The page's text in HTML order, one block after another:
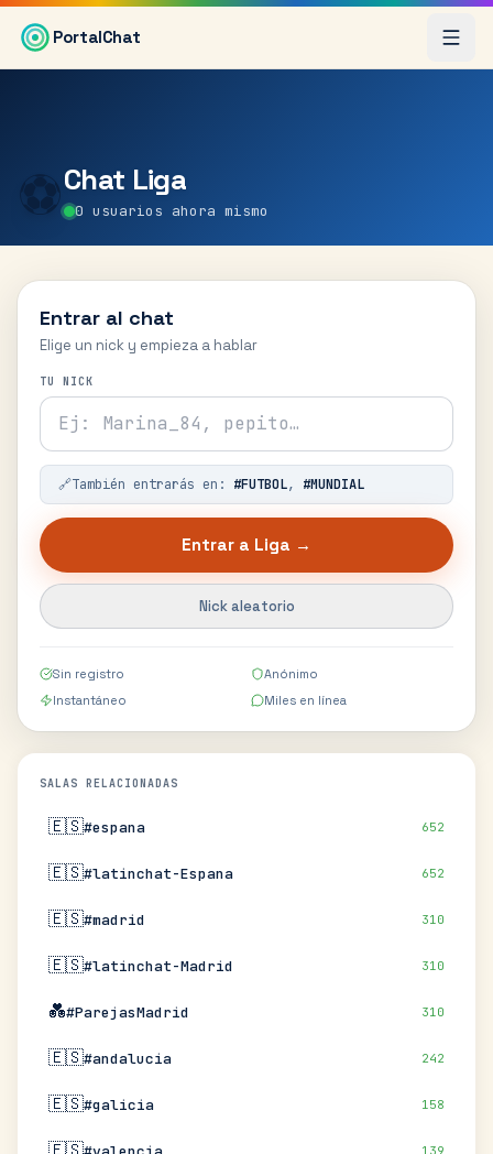
Saltar al contenido principal
PortalChat
⚽Chat Liga
0 usuarios ahora mismo
Entrar al chat
Elige un nick y empieza a hablar
TU NICK
🔗También entrarás en: #FUTBOL, #MUNDIAL
Entrar a Liga →
Nick aleatorio
Sin registro
Anónimo
Instantáneo
Miles en línea
SALAS RELACIONADAS
🇪🇸#espana 652
🇪🇸#latinchat-Espana 652
🇪🇸#madrid 310
🇪🇸#latinchat-Madrid 310
💑#ParejasMadrid 310
🇪🇸#andalucia 242
🇪🇸#galicia 158
139